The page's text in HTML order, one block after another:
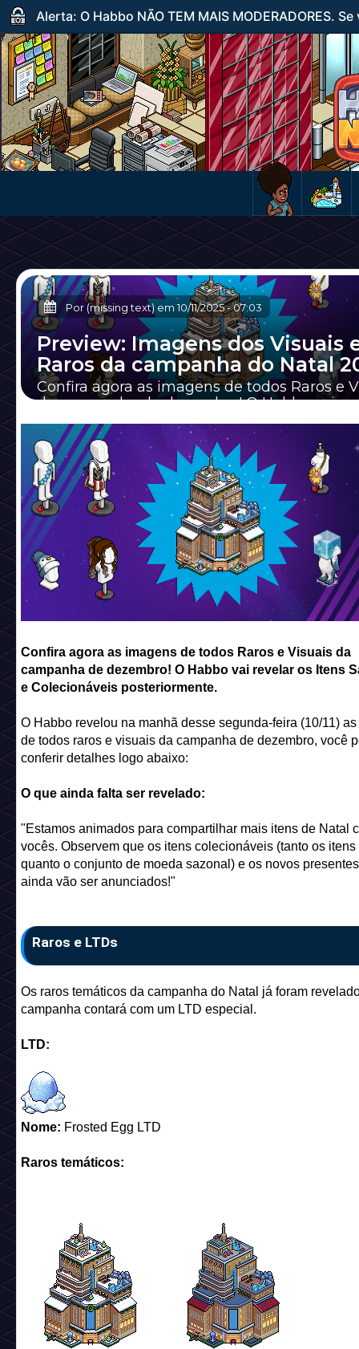
Alerta: O Habbo NÃO TEM MAIS MODERADORES.
Por (missing text) em10/11/2025-07:03
Preview: Imagens dos Visuais
Raros da campanha do Natal
Confira agora as imagens de todos Raros e
da campanha de dezembro! O Habbo vai
Confira agora as imagens de todos Raros e Visuais da
campanha de dezembro! O Habbo vai revelar os Itens
e Colecionáveis posteriormente.
O Habbo revelou na manhã desse segunda-feira (10/11)
de todos raros e visuais da campanha de dezembro, você
conferir detalhes logo abaixo:
O que ainda falta ser revelado:
"Estamos animados para compartilhar mais itens de Natal
vocês. Observem que os itens colecionáveis ​​(tanto os itens
quanto o conjunto de moeda sazonal) e os novos
ainda vão ser anunciados!"
Raros e LTDs
Os raros temáticos da campanha do Natal já foram
campanha contará com um LTD especial.
LTD:
Nome: Frosted Egg LTD
Raros temáticos: